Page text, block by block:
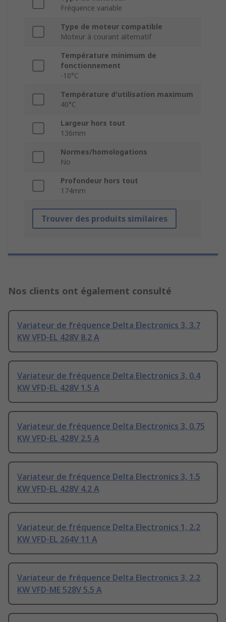
Fréquence variable
Type de moteur compatible
Moteur à courant alternatif
Température minimum de
fonctionnement
-10°C
Température d'utilisation maximum
40°C
Largeur hors tout
136mm
Normes/homologations
No
Profondeur hors tout
174mm
Trouver des produits similaires
Nos clients ont également consulté
Variateur de fréquence Delta Electronics 3, 3.7
KW VFD-EL 428V 8.2 A
Variateur de fréquence Delta Electronics 3, 0.4
KW VFD-EL 428V 1.5 A
Variateur de fréquence Delta Electronics 3, 0.75
KW VFD-EL 428V 2.5 A
Variateur de fréquence Delta Electronics 3, 1.5
KW VFD-EL 428V 4.2 A
Variateur de fréquence Delta Electronics 1, 2.2
KW VFD-EL 264V 11 A
Variateur de fréquence Delta Electronics 3, 2.2
KW VFD-ME 528V 5.5 A